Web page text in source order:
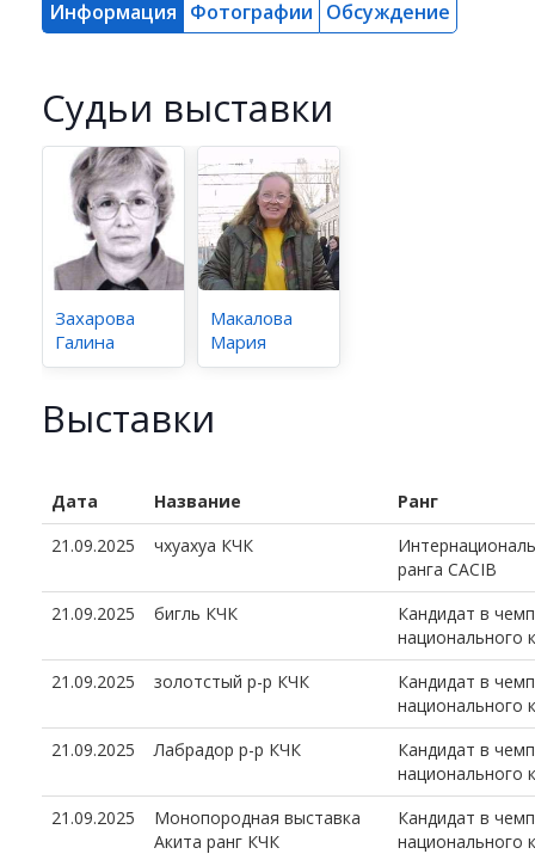
Информация Фотографии Обсуждение
Cудьи выставки
Захарова
Галина
Макалова
Мария
Выставки
Дата Название
Ранг
21.09.2025
чхуахуа КЧК
ранга CACIB
21.09.2025
бигль КЧК
Кандидат в
национального
21.09.2025
золотстый р-р КЧК
Кандидат в
национального
21.09.2025
Лабрадор р-р КЧК
Кандидат в
национального
21.09.2025
Монопородная выставка
Акита ранг КЧК
Кандидат в
национального